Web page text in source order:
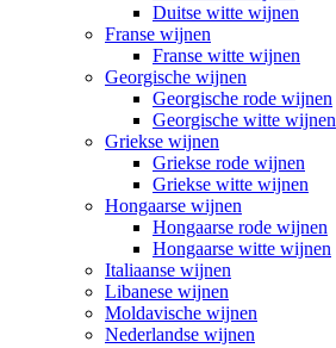
Duitse witte wijnen
Franse wijnen
Franse witte wijnen
Georgische wijnen
Georgische rode wijnen
Georgische witte wijnen
Griekse wijnen
Griekse rode wijnen
Griekse witte wijnen
Hongaarse wijnen
Hongaarse rode wijnen
Hongaarse witte wijnen
Italiaanse wijnen
Libanese wijnen
Moldavische wijnen
Nederlandse wijnen